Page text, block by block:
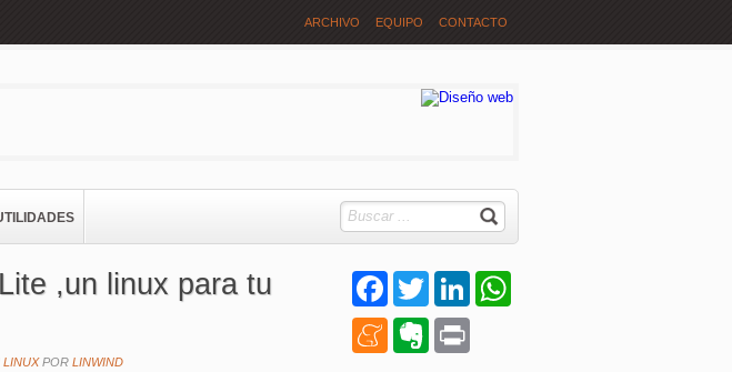
ARCHIVO EQUIPO CONTACTO
FacebookTwitter LinkedIn
MeneameEvernote
,un linux para tu
LINUXPOR LINWIND